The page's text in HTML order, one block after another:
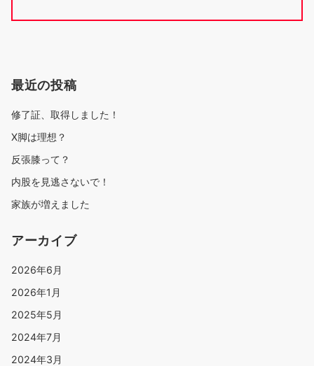
最近の投稿
修了証、取得しました！
X脚は理想？
反張膝って？
内股を見逃さないで！
家族が増えました
アーカイブ
2026年6月
2026年1月
2025年5月
2024年7月
2024年3月